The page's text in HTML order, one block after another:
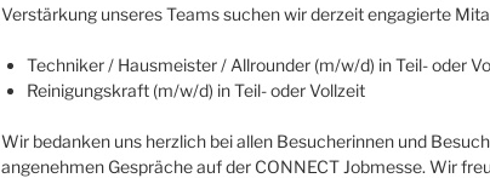
Verstärkung unseres Teams suchen wir derzeit engagierte
Techniker / Hausmeister / Allrounder (m/w/d) in Teil- oder
Reinigungskraft (m/w/d) in Teil- oder Vollzeit
Wir bedanken uns herzlich bei allen Besucherinnen und
angenehmen Gespräche auf der CONNECT Jobmesse. Wir